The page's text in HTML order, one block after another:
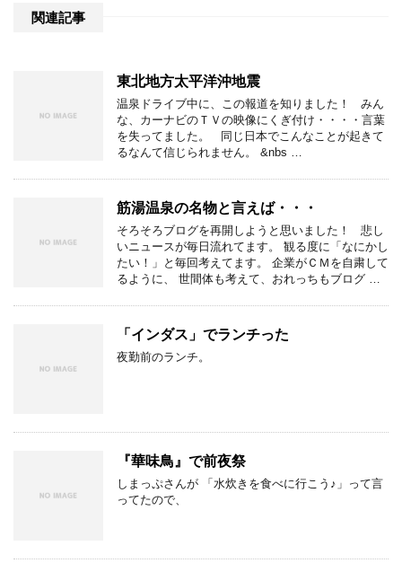
関連記事
東北地方太平洋沖地震
温泉ドライブ中に、この報道を知りました！ みん
な、カーナビのＴＶの映像にくぎ付け・・・・言葉
を失ってました。 同じ日本でこんなことが起きて
るなんて信じられません。 &nbs …
筋湯温泉の名物と言えば・・・
そろそろブログを再開しようと思いました！ 悲し
いニュースが毎日流れてます。 観る度に「なにかし
たい！」と毎回考えてます。 企業がＣＭを自粛して
るように、 世間体も考えて、おれっちもブログ …
「インダス」でランチった
夜勤前のランチ。
『華味鳥』で前夜祭
しまっぷさんが 「水炊きを食べに行こう♪」って言
ってたので、